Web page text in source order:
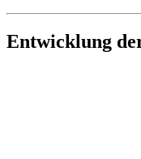
Entwicklung